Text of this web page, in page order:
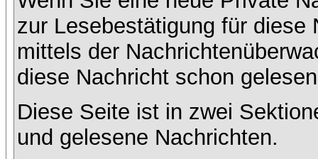
zur Lesebestätigung für diese
mittels der
diese Nachricht schon
Diese Seite ist in zwei
und gelesene Nachrichten.